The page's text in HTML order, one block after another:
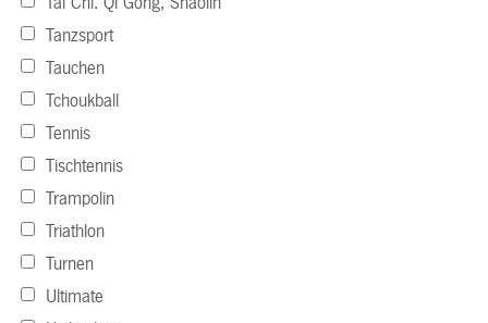
Tanzsport
Tauchen
Tchoukball
Tennis
Tischtennis
Trampolin
Triathlon
Turnen
Ultimate